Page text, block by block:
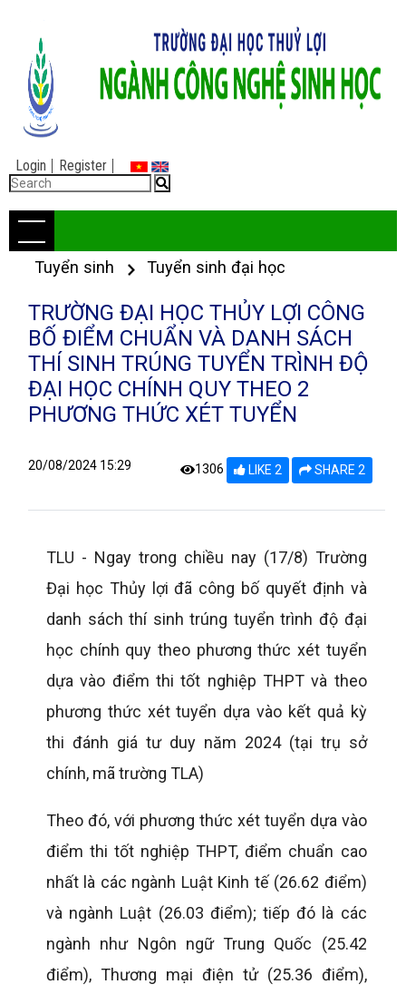
Login Register
Tuyển sinh Tuyển sinh đại học
TRƯỜNG ĐẠI HỌC THỦY LỢI CÔNG
BỐ ĐIỂM CHUẨN VÀ DANH SÁCH
THÍ SINH TRÚNG TUYỂN TRÌNH ĐỘ
ĐẠI HỌC CHÍNH QUY THEO 2
PHƯƠNG THỨC XÉT TUYỂN
20/08/2024 15:29 1306 LIKE 2 SHARE 2
TLU - Ngay trong chiều nay (17/8) Trường
Đại học Thủy lợi đã công bố quyết định và
danh sách thí sinh trúng tuyển trình độ đại
học chính quy theo phương thức xét tuyển
dựa vào điểm thi tốt nghiệp THPT và theo
phương thức xét tuyển dựa vào kết quả kỳ
thi đánh giá tư duy năm 2024 (tại trụ sở
chính, mã trường TLA)
Theo đó, với phương thức xét tuyển dựa vào
điểm thi tốt nghiệp THPT, điểm chuẩn cao
nhất là các ngành Luật Kinh tế (26.62 điểm)
và ngành Luật (26.03 điểm); tiếp đó là các
ngành như Ngôn ngữ Trung Quốc (25.42
điểm), Thương mại điện tử (25.36 điểm),